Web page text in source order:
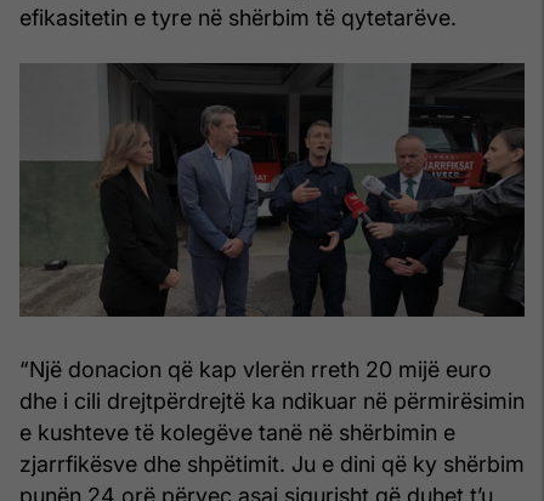
efikasitetin e tyre në shërbim të qytetarëve.
“Një donacion që kap vlerën rreth 20 mijë euro
dhe i cili drejtpërdrejtë ka ndikuar në përmirësimin
e kushteve të kolegëve tanë në shërbimin e
zjarrfikësve dhe shpëtimit. Ju e dini që ky shërbim
punën 24 orë përveç asaj sigurisht që duhet t’u